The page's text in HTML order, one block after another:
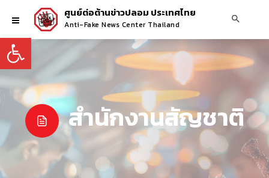
Open toolbar
ศูนย์ต่อต้านข่าวปลอม ประเทศไทย
Anti-Fake News Center Thailand
สำนักงานสัญชาติ